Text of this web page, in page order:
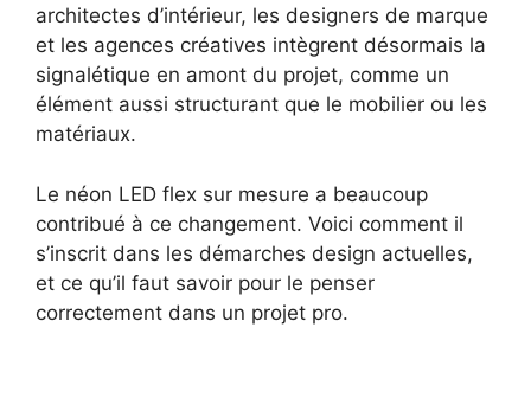
architectes d’intérieur, les designers de marque
et les agences créatives intègrent désormais la
signalétique en amont du projet, comme un
élément aussi structurant que le mobilier ou les
matériaux.
Le néon LED flex sur mesure a beaucoup
contribué à ce changement. Voici comment il
s’inscrit dans les démarches design actuelles,
et ce qu’il faut savoir pour le penser
correctement dans un projet pro.